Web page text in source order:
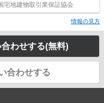
宅地建物取引業保証協会
情報の見方
わせする(無料)
合わせする